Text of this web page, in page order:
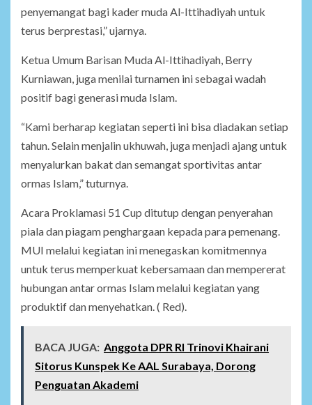
penyemangat bagi kader muda Al-Ittihadiyah untuk
terus berprestasi,” ujarnya.
Ketua Umum Barisan Muda Al-Ittihadiyah, Berry
Kurniawan, juga menilai turnamen ini sebagai wadah
positif bagi generasi muda Islam.
“Kami berharap kegiatan seperti ini bisa diadakan setiap
tahun. Selain menjalin ukhuwah, juga menjadi ajang untuk
menyalurkan bakat dan semangat sportivitas antar
ormas Islam,” tuturnya.
Acara Proklamasi 51 Cup ditutup dengan penyerahan
piala dan piagam penghargaan kepada para pemenang.
MUI melalui kegiatan ini menegaskan komitmennya
untuk terus memperkuat kebersamaan dan mempererat
hubungan antar ormas Islam melalui kegiatan yang
produktif dan menyehatkan. ( Red).
BACA JUGA: Anggota DPR RI Trinovi Khairani
Sitorus Kunspek Ke AAL Surabaya, Dorong
Penguatan Akademi